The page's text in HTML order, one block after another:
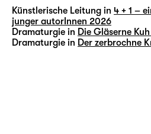
Künstlerische Leitung in 4 + 1 –
junger autorInnen 2026
Dramaturgie in Die Gläserne
Dramaturgie in Der zerbrochne